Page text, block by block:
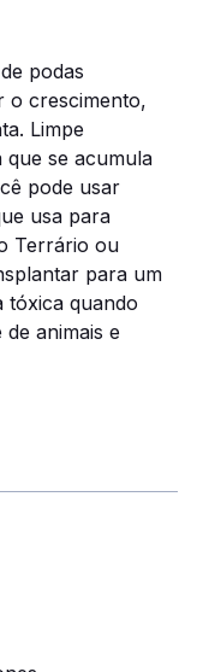
podas
o crescimento,
Limpe
que se acumula
pode usar
usa para
Terrário ou
para um
tóxica quando
animais e